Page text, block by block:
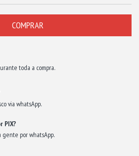
toda a compra.
via whatsApp.
PIX?
gente por whatsApp.